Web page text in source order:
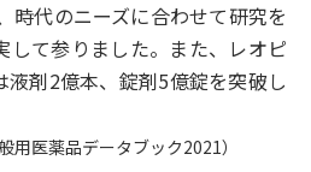
時代のニーズに合わせて研究を
して参りました。また、レオピ
液剤2億本、錠剤5億錠を突破し
医薬品データブック2021）